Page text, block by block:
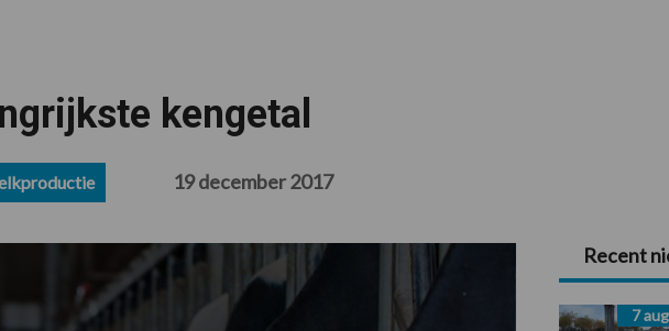
kengetal
19 december 2017
Primaire
Sidebar
Recent
7 aug